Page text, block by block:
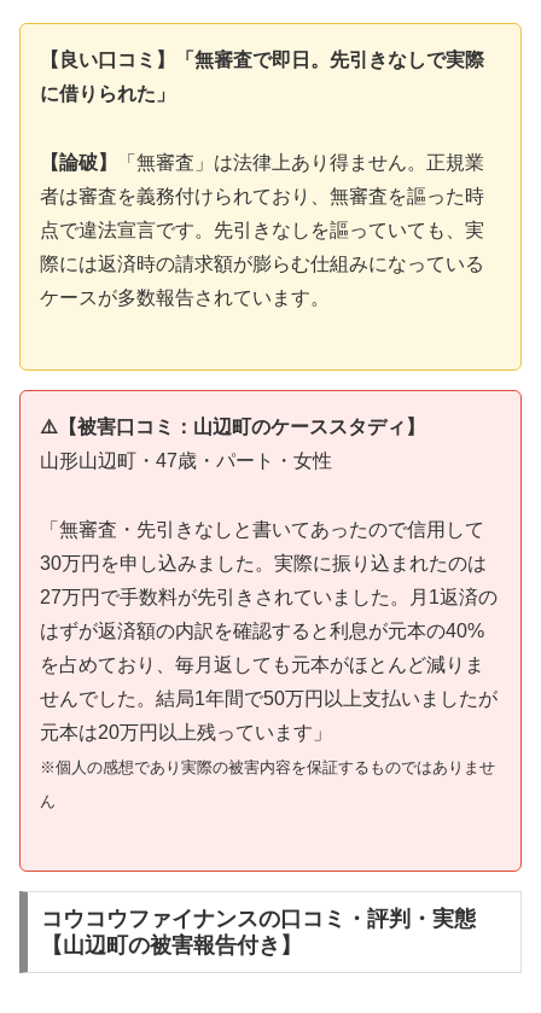
【良い口コミ】「無審査で即日。先引きなしで実際
に借りられた」
【論破】
「無審査」は法律上あり得ません。正規業
者は審査を義務付けられており、無審査を謳った時
点で違法宣言です。先引きなしを謳っていても、実
際には返済時の請求額が膨らむ仕組みになっている
ケースが多数報告されています。
⚠️【被害口コミ：山辺町のケーススタディ】
山形山辺町・47歳・パート・女性
「無審査・先引きなしと書いてあったので信用して
30万円を申し込みました。実際に振り込まれたのは
27万円で手数料が先引きされていました。月1返済の
はずが返済額の内訳を確認すると利息が元本の40%
を占めており、毎月返しても元本がほとんど減りま
せんでした。結局1年間で50万円以上支払いましたが
元本は20万円以上残っています」
※個人の感想であり実際の被害内容を保証するものではありませ
ん
コウコウファイナンスの口コミ・評判・実態
【山辺町の被害報告付き】